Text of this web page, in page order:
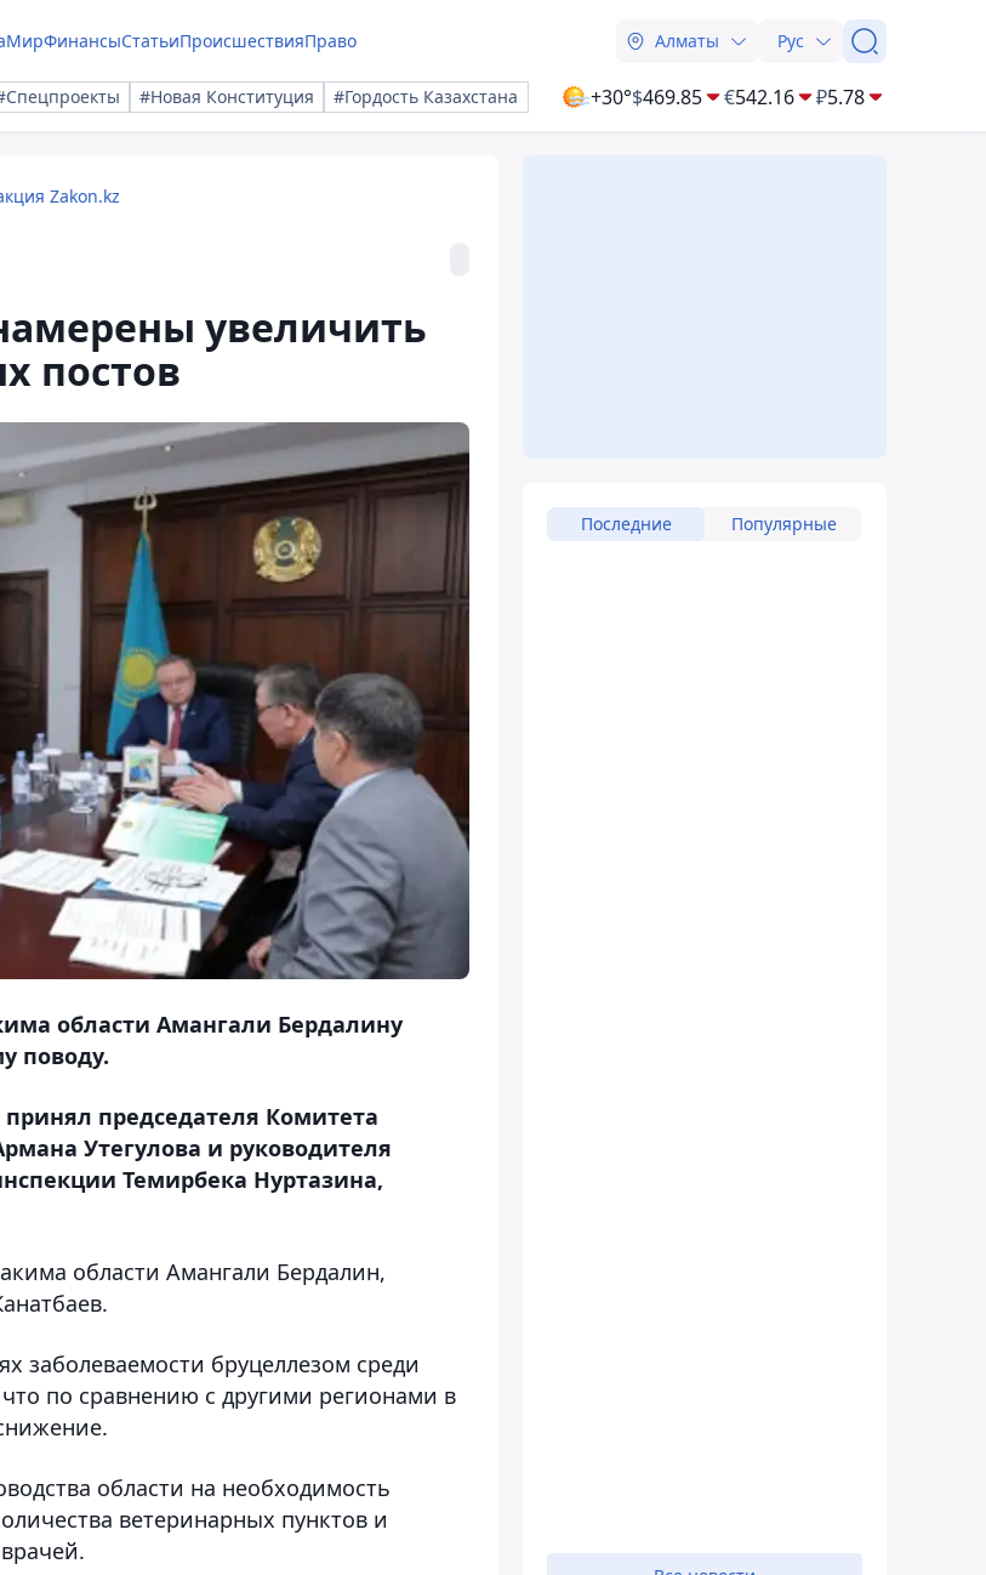
МирФинансыСтатьиПроисшествияПраво Алматы Рус
#Новая Конституция #Гордость Казахстана +30°$469.85 €542.16 ₽5.78
Zakon.kz
увеличить
постов
области Амангали Бердалину
поводу.
председателя Комитета
Утегулова и руководителя
Темирбека Нуртазина,
области Амангали Бердалин,
заболеваемости бруцеллезом среди
по сравнению с другими регионами в
области на необходимость
ветеринарных пунктов и
Последние Популярные